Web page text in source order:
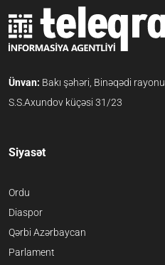
Ünvan: Bakı şəhəri, Binəqədi rayonu,
S.S.Axundov küçəsi 31/23
Siyasət
Ordu
Diaspor
Qərbi Azərbaycan
Parlament